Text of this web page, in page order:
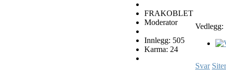
FRAKOBLET
Moderator
Innlegg: 505
Karma: 24
Vedlegg:
Svar Siter